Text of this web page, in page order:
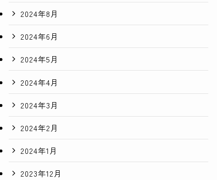
2024年8月
2024年6月
2024年5月
2024年4月
2024年3月
2024年2月
2024年1月
2023年12月